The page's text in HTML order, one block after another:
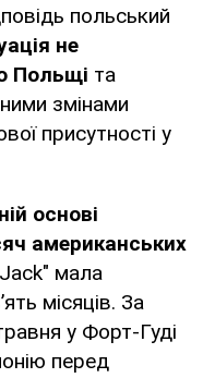
польський
не
Польщі та
змінами
присутності у
основі
американських
мала
місяців. За
у Форт-Гуді
перед